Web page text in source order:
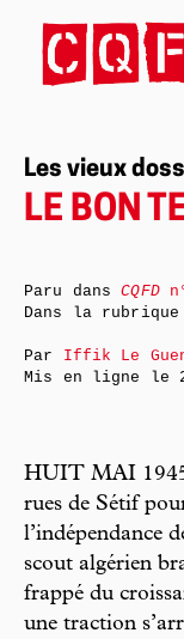
Les vieux
LE BON
HUIT MAI
rues de Sétif
l’indépendance
scout algérien
frappé du
une traction
Paru dansCQFD
Dans la rubrique
Par Iffik Le
Mis en ligne le